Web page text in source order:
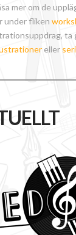
mer om de
under fliken
eller